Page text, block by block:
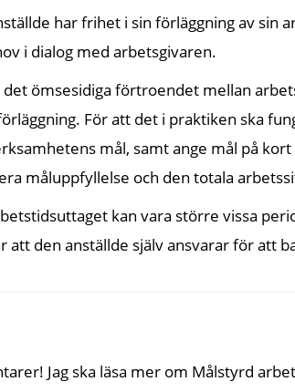
har frihet i sin förläggning av sin
i dialog med arbetsgivaren.
ömsesidiga förtroendet mellan
För att det i praktiken ska
mål, samt ange mål på kort
måluppfyllelse och den totala
kan vara större vissa
den anställde själv ansvarar för att
Jag ska läsa mer om Målstyrd